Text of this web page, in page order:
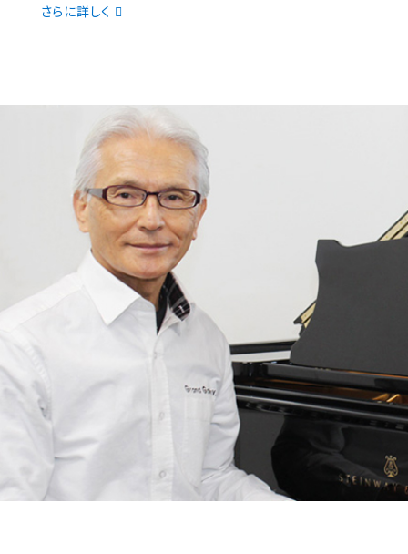
さらに詳しく